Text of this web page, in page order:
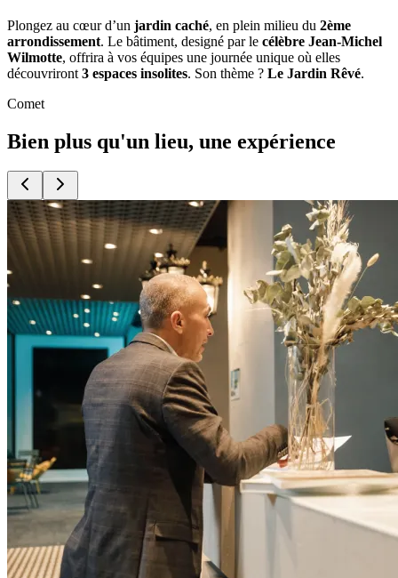
Plongez au cœur d’un jardin caché, en plein milieu du 2ème
arrondissement. Le bâtiment, designé par le célèbre Jean-Michel
Wilmotte, offrira à vos équipes une journée unique où elles
découvriront 3 espaces insolites. Son thème ? Le Jardin Rêvé.
Comet
Bien plus qu'un lieu, une expérience